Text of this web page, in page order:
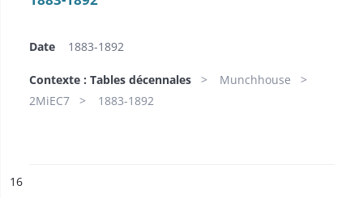
Date 1883-1892
Contexte : Tables décennales
Munchhouse
2MiEC7
1883-1892
n°
16